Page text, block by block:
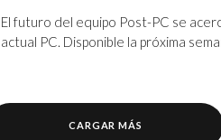
El futuro del equipo Post-PC se
actual PC. Disponible la próxima
CARGAR MÁS